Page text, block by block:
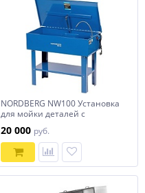
NORDBERG NW100 Установка
для мойки деталей с
литров
20 000 руб.